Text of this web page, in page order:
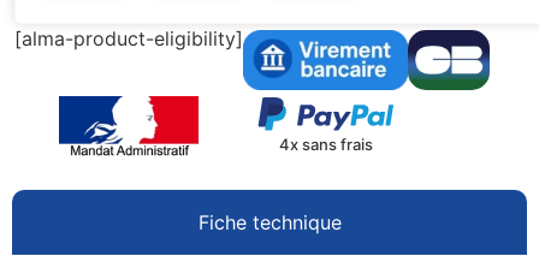
[alma-product-eligibility]
4x sans frais
Fiche technique